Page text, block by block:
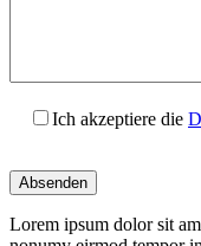
Ich akzeptiere die
dieses
nicht
Lorem ipsum dolor sit